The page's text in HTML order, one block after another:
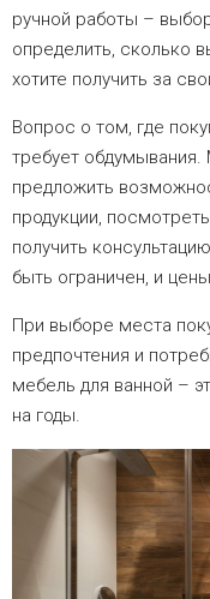
ручной работы –
определить, сколько
хотите получить за
Вопрос о том, где
требует
предложить
продукции,
получить
быть ограничен, и
При выборе места
предпочтения и
мебель для ванной –
на годы.